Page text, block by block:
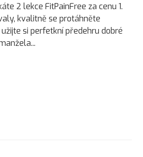
2 lekce FitPainFree za cenu 1.
kvalitně se protáhněte
si perfetkní předehru dobré